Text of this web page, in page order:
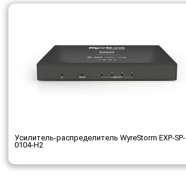
Усилитель-распределитель WyreStorm EXP-SP-
0104-H2